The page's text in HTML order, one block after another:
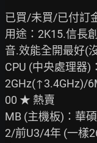
已買/未買/已付訂
用途：2K15.信長
音.效能全開最好(
CPU (中央處理器)
2GHz(↑3.4GHz)/
00 ★ 熱賣
MB (主機板)：華
2/前U3/4年 (一樣